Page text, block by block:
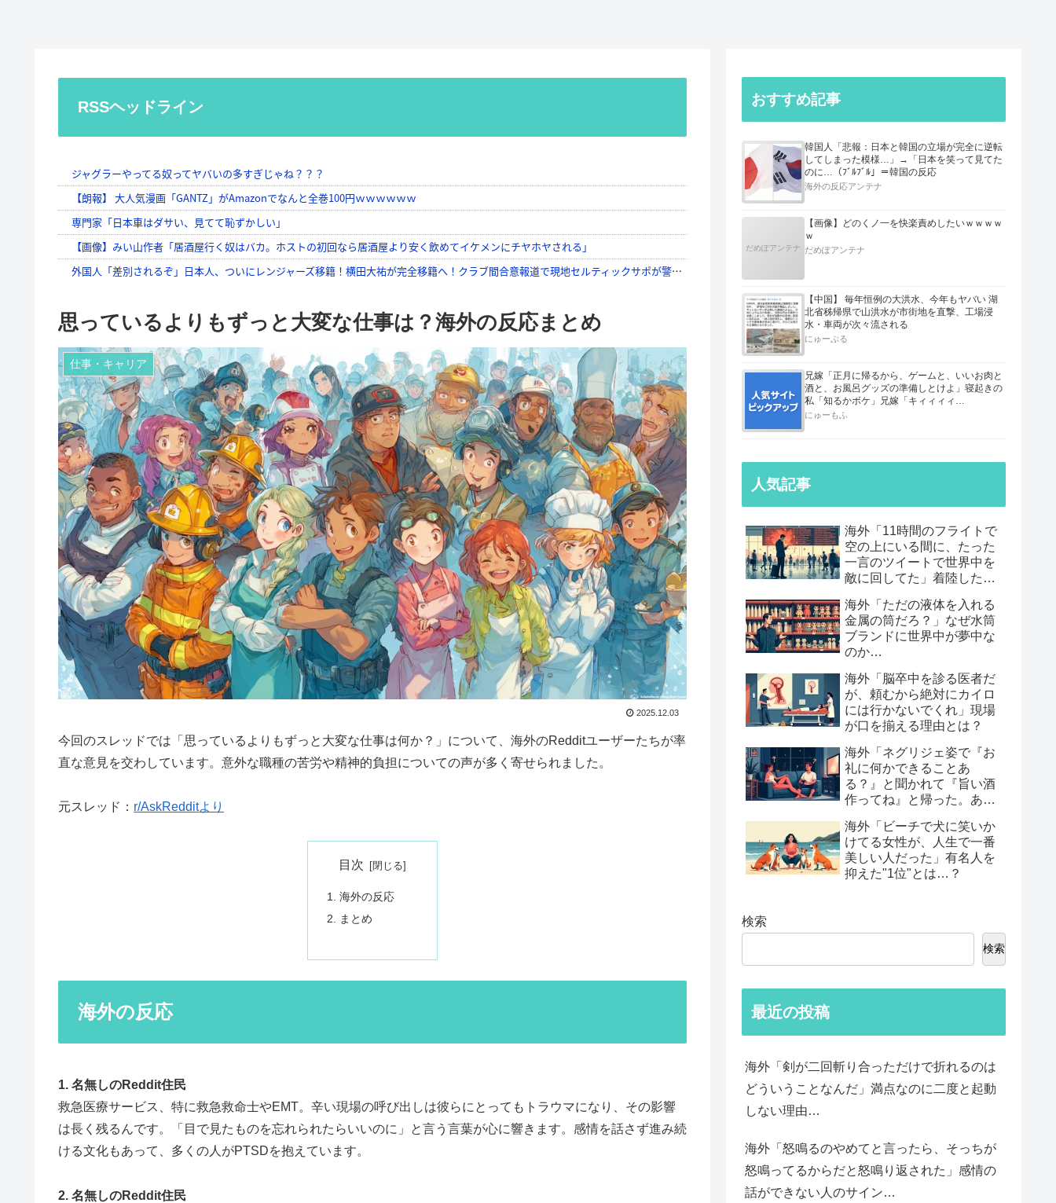
RSSヘッドライン
思っているよりもずっと大変な仕事は？海外の反応まとめ
仕事・キャリア
2025.12.03
今回のスレッドでは「思っているよりもずっと大変な仕事は何か？」について、海外のRedditユーザーたちが率
直な意見を交わしています。意外な職種の苦労や精神的負担についての声が多く寄せられました。
元スレッド： r/AskRedditより
目次
海外の反応
まとめ
海外の反応
1. 名無しのReddit住民
救急医療サービス、特に救急救命士やEMT。辛い現場の呼び出しは彼らにとってもトラウマになり、その影響
は長く残るんです。「目で見たものを忘れられたらいいのに」と言う言葉が心に響きます。感情を話さず進み続
ける文化もあって、多くの人がPTSDを抱えています。
2. 名無しのReddit住民
おすすめ記事
韓国人「悲報：日本と韓国の立場が完全に逆転
してしまった模様…」→「日本を笑って見てた
のに…（ﾌﾞﾙﾌﾞﾙ」＝韓国の反応
海外の反応アンテナ
だめぽアンテナ
【画像】どのくノ一を快楽責めしたいｗｗｗｗ
ｗ
だめぽアンテナ
【中国】 毎年恒例の大洪水、今年もヤバい 湖
北省秭帰県で山洪水が市街地を直撃、工場浸
水・車両が次々流される
にゅーぷる
兄嫁「正月に帰るから、ゲームと、いいお肉と
酒と、お風呂グッズの準備しとけよ」寝起きの
私「知るかボケ」兄嫁「キィィィィ
ー！！！！」私「あ…」
にゅーもふ
人気記事
海外「11時間のフライトで
空の上にいる間に、たった
一言のツイートで世界中を
敵に回してた」着陸したら
海外「ただの液体を入れる
金属の筒だろ？」なぜ水筒
ブランドに世界中が夢中な
のか…
海外「脳卒中を診る医者だ
が、頼むから絶対にカイロ
には行かないでくれ」現場
が口を揃える理由とは？
海外「ネグリジェ姿で『お
礼に何かできることあ
る？』と聞かれて『旨い酒
作ってね』と帰った。あれ
る男たちの後悔談…
海外「ビーチで犬に笑いか
けてる女性が、人生で一番
美しい人だった」有名人を
抑えた"1位"とは…？
検索
検索
最近の投稿
海外「剣が二回斬り合っただけで折れるのは
どういうことなんだ」満点なのに二度と起動
しない理由…
海外「怒鳴るのやめてと言ったら、そっちが
怒鳴ってるからだと怒鳴り返された」感情の
話ができない人のサイン…